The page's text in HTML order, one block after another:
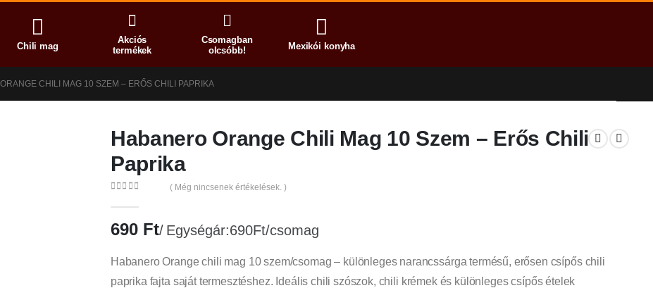
Chili mag
Akciós
termékek
Csomagban
olcsóbb!
Mexikói konyha
CHILI MAG 10 SZEM – ERŐS CHILI PAPRIKA
Habanero Orange Chili Mag 10 Szem – Erős Chili
Paprika
( Még nincsenek értékelések. )
690 Ft Egységár:690Ft/csomag
Habanero Orange chili mag 10 szem/csomag – különleges narancssárga termésű, erősen csípős chili
paprika fajta saját termesztéshez. Ideális chili szószok, chili krémek és különleges csípős ételek